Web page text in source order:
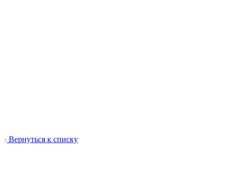
Вернуться к списку